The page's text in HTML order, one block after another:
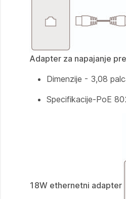
Adapter za napajanje
Dimenzije - 3,08
Specifikacije-PoE
18W ethernetni adapter